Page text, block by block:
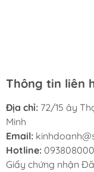
Thông tin liên
Địa chỉ: 72/15 ây
Minh
Email:
Hotline:
Giấy chứng nhận